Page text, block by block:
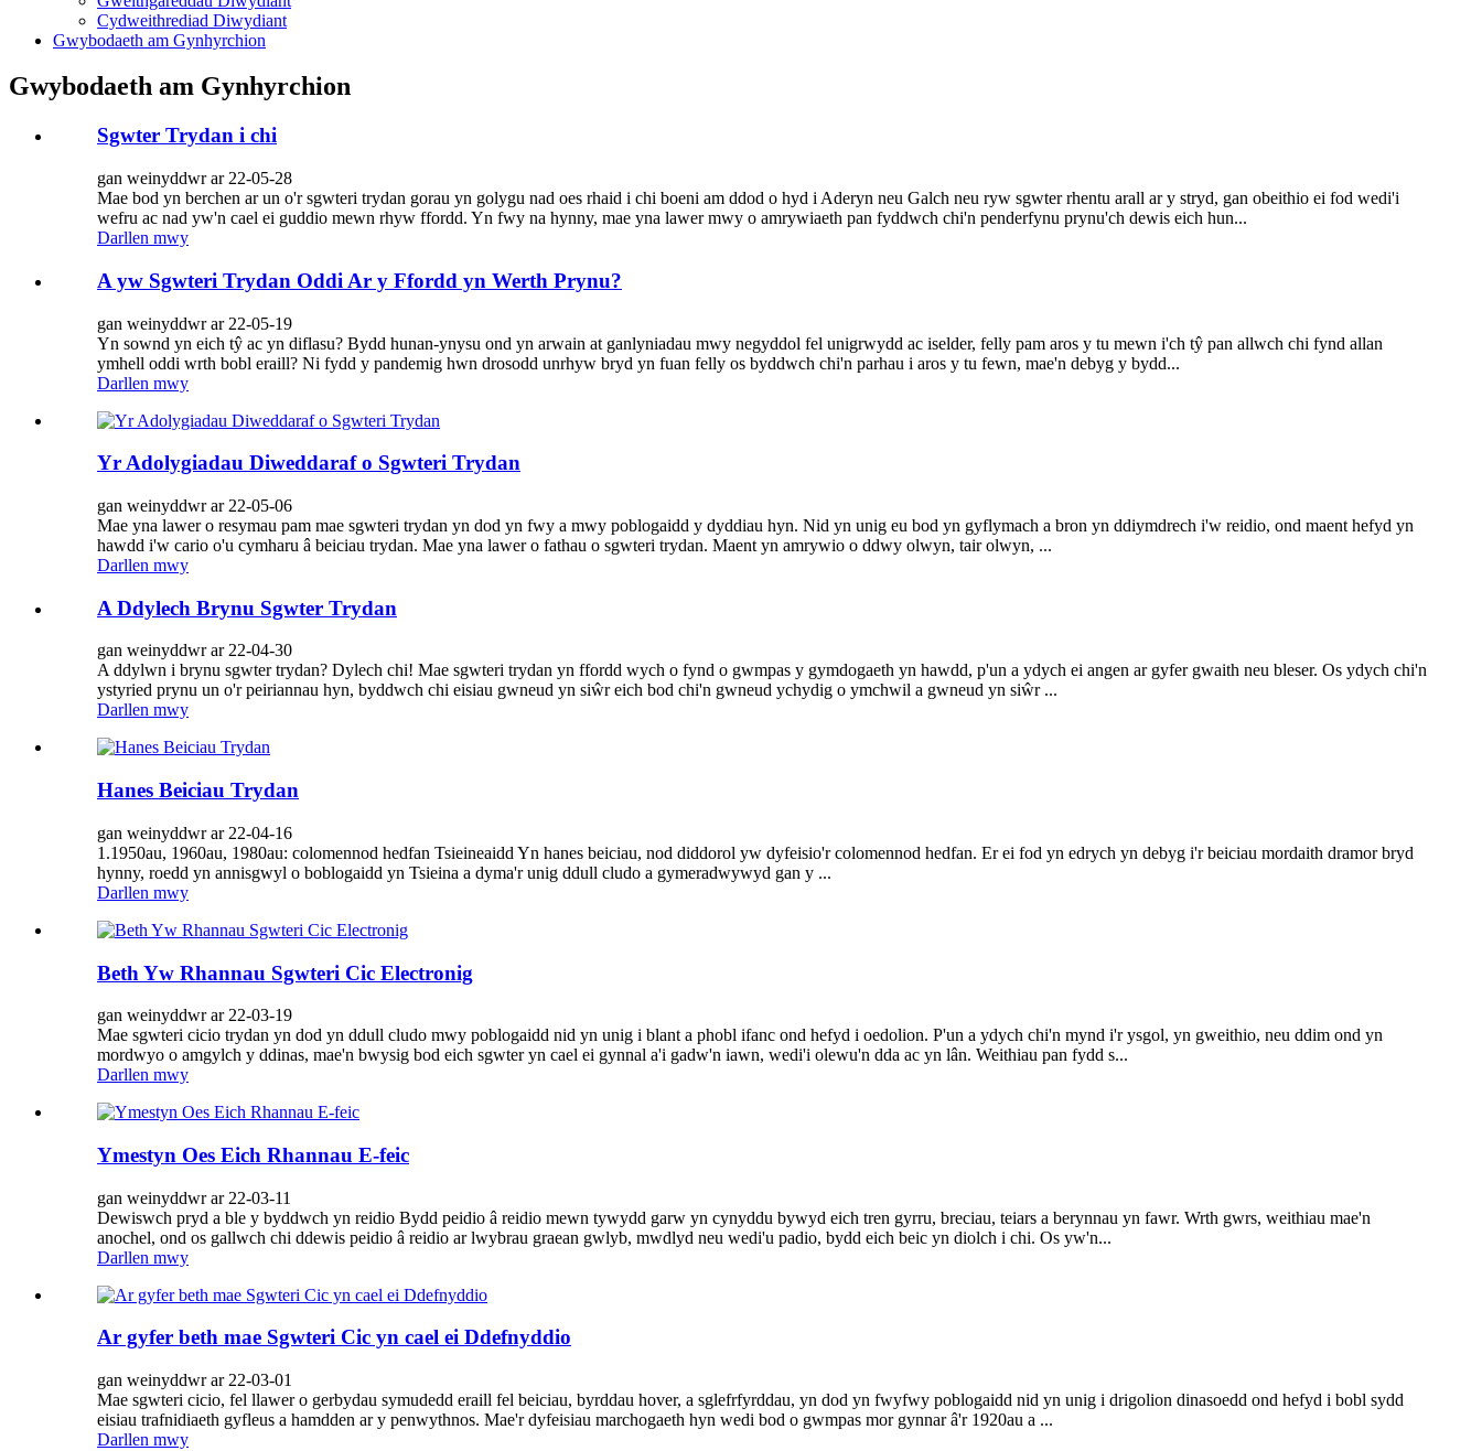
Cydweithrediad Diwydiant
Gwybodaeth am Gynhyrchion
Gwybodaeth am Gynhyrchion
Sgwter Trydan i chi
gan weinyddwr ar 22-05-28
Mae bod yn berchen ar un o'r sgwteri trydan gorau yn golygu nad oes rhaid i chi boeni am ddod o hyd i Aderyn neu Galch neu ryw sgwter rhentu arall ar y stryd, gan obeithio ei fod wedi'i
wefru ac nad yw'n cael ei guddio mewn rhyw ffordd. Yn fwy na hynny, mae yna lawer mwy o amrywiaeth pan fyddwch chi'n penderfynu prynu'ch dewis eich hun...
Darllen mwy
A yw Sgwteri Trydan Oddi Ar y Ffordd yn Werth Prynu?
gan weinyddwr ar 22-05-19
Yn sownd yn eich tŷ ac yn diflasu? Bydd hunan-ynysu ond yn arwain at ganlyniadau mwy negyddol fel unigrwydd ac iselder, felly pam aros y tu mewn i'ch tŷ pan allwch chi fynd allan
ymhell oddi wrth bobl eraill? Ni fydd y pandemig hwn drosodd unrhyw bryd yn fuan felly os byddwch chi'n parhau i aros y tu fewn, mae'n debyg y bydd...
Darllen mwy
Yr Adolygiadau Diweddaraf o Sgwteri Trydan
gan weinyddwr ar 22-05-06
Mae yna lawer o resymau pam mae sgwteri trydan yn dod yn fwy a mwy poblogaidd y dyddiau hyn. Nid yn unig eu bod yn gyflymach a bron yn ddiymdrech i'w reidio, ond maent hefyd yn
hawdd i'w cario o'u cymharu â beiciau trydan. Mae yna lawer o fathau o sgwteri trydan. Maent yn amrywio o ddwy olwyn, tair olwyn, ...
Darllen mwy
A Ddylech Brynu Sgwter Trydan
gan weinyddwr ar 22-04-30
A ddylwn i brynu sgwter trydan? Dylech chi! Mae sgwteri trydan yn ffordd wych o fynd o gwmpas y gymdogaeth yn hawdd, p'un a ydych ei angen ar gyfer gwaith neu bleser. Os ydych chi'n
ystyried prynu un o'r peiriannau hyn, byddwch chi eisiau gwneud yn siŵr eich bod chi'n gwneud ychydig o ymchwil a gwneud yn siŵr ...
Darllen mwy
Hanes Beiciau Trydan
gan weinyddwr ar 22-04-16
1.1950au, 1960au, 1980au: colomennod hedfan Tsieineaidd Yn hanes beiciau, nod diddorol yw dyfeisio'r colomennod hedfan. Er ei fod yn edrych yn debyg i'r beiciau mordaith dramor bryd
hynny, roedd yn annisgwyl o boblogaidd yn Tsieina a dyma'r unig ddull cludo a gymeradwywyd gan y ...
Darllen mwy
Beth Yw Rhannau Sgwteri Cic Electronig
gan weinyddwr ar 22-03-19
Mae sgwteri cicio trydan yn dod yn ddull cludo mwy poblogaidd nid yn unig i blant a phobl ifanc ond hefyd i oedolion. P'un a ydych chi'n mynd i'r ysgol, yn gweithio, neu ddim ond yn
mordwyo o amgylch y ddinas, mae'n bwysig bod eich sgwter yn cael ei gynnal a'i gadw'n iawn, wedi'i olewu'n dda ac yn lân. Weithiau pan fydd s...
Darllen mwy
Ymestyn Oes Eich Rhannau E-feic
gan weinyddwr ar 22-03-11
Dewiswch pryd a ble y byddwch yn reidio Bydd peidio â reidio mewn tywydd garw yn cynyddu bywyd eich tren gyrru, breciau, teiars a berynnau yn fawr. Wrth gwrs, weithiau mae'n
anochel, ond os gallwch chi ddewis peidio â reidio ar lwybrau graean gwlyb, mwdlyd neu wedi'u padio, bydd eich beic yn diolch i chi. Os yw'n...
Darllen mwy
Ar gyfer beth mae Sgwteri Cic yn cael ei Ddefnyddio
gan weinyddwr ar 22-03-01
Mae sgwteri cicio, fel llawer o gerbydau symudedd eraill fel beiciau, byrddau hover, a sglefrfyrddau, yn dod yn fwyfwy poblogaidd nid yn unig i drigolion dinasoedd ond hefyd i bobl sydd
eisiau trafnidiaeth gyfleus a hamdden ar y penwythnos. Mae'r dyfeisiau marchogaeth hyn wedi bod o gwmpas mor gynnar â'r 1920au a ...
Darllen mwy